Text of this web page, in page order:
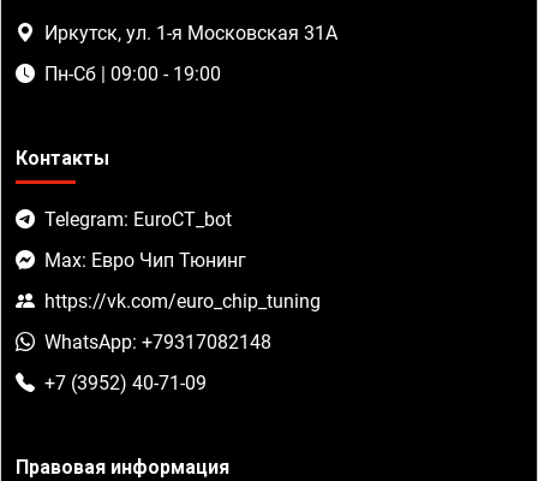
Иркутск, ул. 1-я Московская 31А
Пн-Сб | 09:00 - 19:00
Контакты
Telegram: EuroCT_bot
Max: Евро Чип Тюнинг
https://vk.com/euro_chip_tuning
WhatsApp: +79317082148
+7 (3952) 40-71-09
Правовая информация